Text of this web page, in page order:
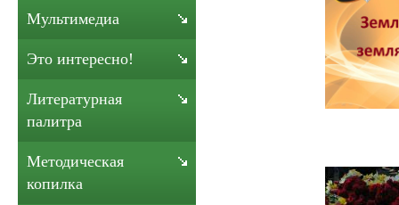
Мультимедиа
Это интересно!
Литературная
палитра
Методическая
копилка